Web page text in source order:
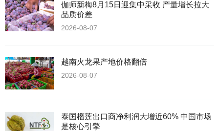
伽师新梅8月15日迎集中采收 产量增长拉大
品质价差
2026-08-07
越南火龙果产地价格翻倍
2026-08-07
泰国榴莲出口商净利润大增近60% 中国市场
是核心引擎